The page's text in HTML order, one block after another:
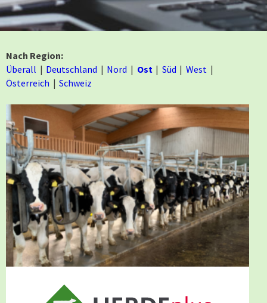
Nach Region:
Überall
Deutschland Nord Ost Süd
West
Österreich
Schweiz